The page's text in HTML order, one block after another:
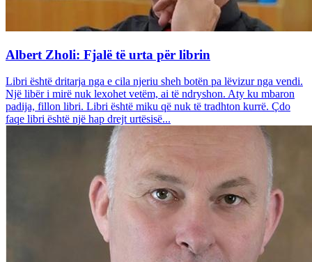
Albert Zholi: Fjalë të urta për librin
Libri është dritarja nga e cila njeriu sheh botën pa lëvizur nga vendi.
Një libër i mirë nuk lexohet vetëm, ai të ndryshon. Aty ku mbaron
padija, fillon libri. Libri është miku që nuk të tradhton kurrë. Çdo
faqe libri është një hap drejt urtësisë...